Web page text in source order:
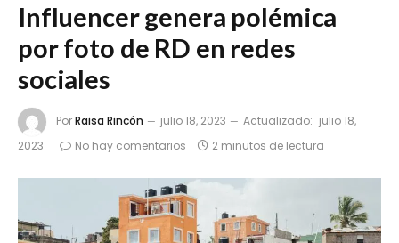
Influencer genera polémica
por foto de RD en redes
sociales
PorRaisa Rincón julio 18, 2023 Actualizado: julio 18,
2023
No hay comentarios 2 minutos de lectura